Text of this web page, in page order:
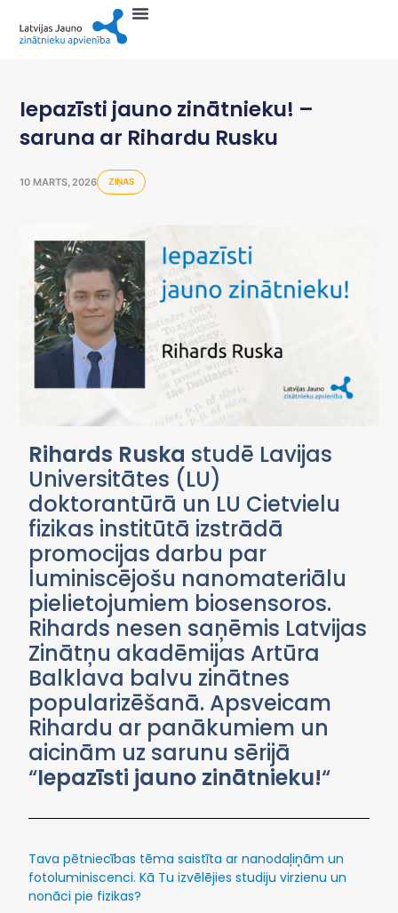
Iepazīsti jauno zinātnieku! –
saruna ar Rihardu Rusku
10 MARTS, 2026 ZIŅAS
Rihards Ruska studē Lavijas
Universitātes (LU)
doktorantūrā un LU Cietvielu
fizikas institūtā izstrādā
promocijas darbu par
luminiscējošu nanomateriālu
pielietojumiem biosensoros.
Rihards nesen saņēmis Latvijas
Zinātņu akadēmijas Artūra
Balklava balvu zinātnes
popularizēšanā. Apsveicam
Rihardu ar panākumiem un
aicinām uz sarunu sērijā
“Iepazīsti jauno zinātnieku!“
Tava pētniecības tēma saistīta ar nanodaļiņām un
fotoluminiscenci. Kā Tu izvēlējies studiju virzienu un
nonāci pie fizikas?